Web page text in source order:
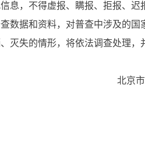
息，不得虚报、瞒报、拒报、迟
数据和资料，对普查中涉及的国
灭失的情形，将依法调查处理，
北京